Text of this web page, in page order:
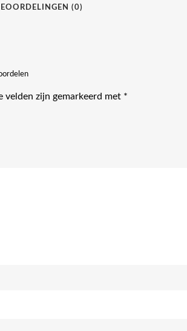
(0)
velden zijn gemarkeerd met *